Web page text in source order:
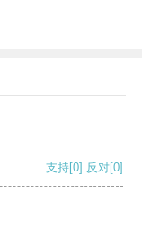
支持[0] 反对[0]